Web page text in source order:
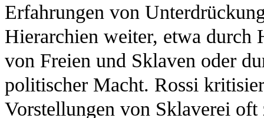
Erfahrungen von
Hierarchien weiter, etwa durch
von Freien und Sklaven oder
politischer Macht. Rossi
Vorstellungen von Sklaverei